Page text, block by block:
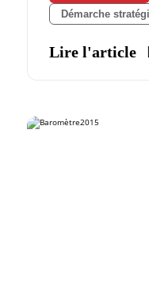
Démarche
Lire l'article